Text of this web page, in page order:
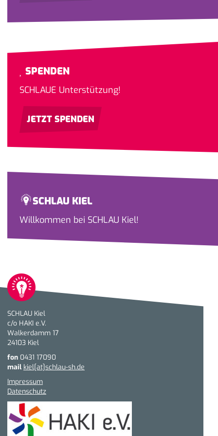
SPENDEN
SCHLAUE Unterstützung!
JETZT SPENDEN
SCHLAU KIEL
Willkommen bei SCHLAU Kiel!
SCHLAU Kiel
c/o HAKI e.V.
Walkerdamm 17
24103 Kiel
fon 0431 17090
mail kiel[at]schlau-sh.de
Impressum
Datenschutz